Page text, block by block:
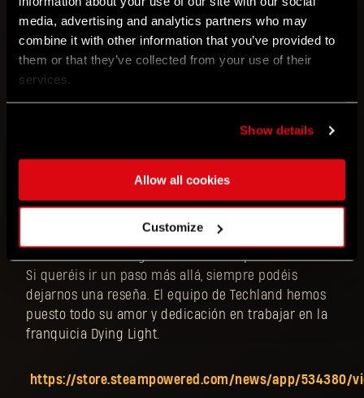
media, advertising and analytics partners who may
combine it with other information that you’ve provided to
them or that they’ve collected from your use of their
services.
Show details
Allow all cookies
Customize
manteneros calentitos en invierno.
Sabemos lo importante que resulta la comunicación
directa con nuestros jugadores, ya que sois la razón
de que estemos donde estamos,y vuestros
Light 2 Stay Human el mejor juego de zombis.
Esperamos que valoréis nuestros continuos
esfuerzos para mejorar el juego con cada
actualización. Por ello, os pedimos que nominéis
de este año, ya que el mero hecho de
Si queréis ir un paso más allá, siempre podéis
dejarnos una reseña. El equipo de Techland hemos
puesto todo su amor y dedicación en trabajar en la
franquicia Dying Light.
https://store.steampowered.com/news/app/534380/